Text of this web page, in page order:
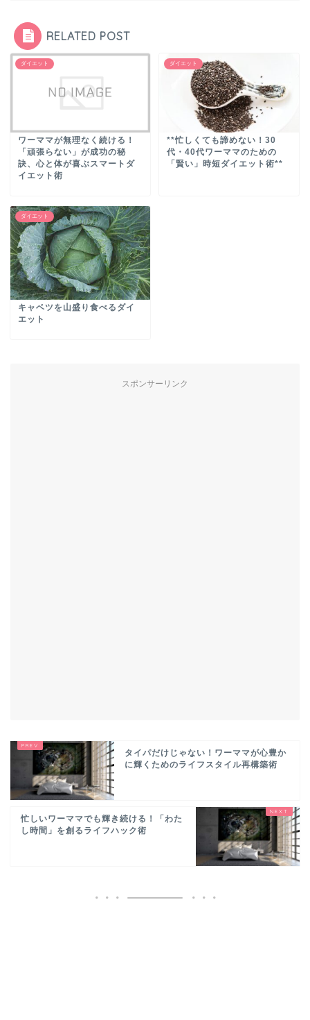
RELATED POST
ダイエット
ワーママが無理なく続ける！
「頑張らない」が成功の秘
訣、心と体が喜ぶスマートダ
イエット術
ダイエット
**忙しくても諦めない！30
代・40代ワーママのための
「賢い」時短ダイエット術**
ダイエット
キャベツを山盛り食べるダイ
エット
スポンサーリンク
タイパだけじゃない！ワーママが心豊か
に輝くためのライフスタイル再構築術
忙しいワーママでも輝き続ける！「わた
し時間」を創るライフハック術